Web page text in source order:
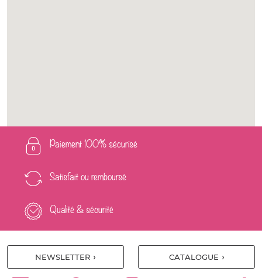
Paiement 100% sécurisé
Satisfait ou remboursé
Qualité & sécurité
NEWSLETTER CATALOGUE